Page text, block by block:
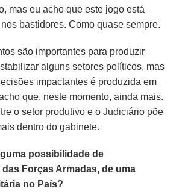
mas eu acho que este jogo está
bastidores. Como quase sempre.
são importantes para produzir
alguns setores políticos, mas
impactantes é produzida em
que, neste momento, ainda mais.
o setor produtivo e o Judiciário põe
dentro do gabinete.
possibilidade de
Forças Armadas, de uma
no País?